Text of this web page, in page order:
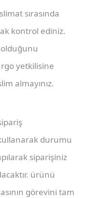
sırasında
kontrol ediniz.
yetkilisine
almayınız.
durumu
siparişiniz
ürünü
görevini tam